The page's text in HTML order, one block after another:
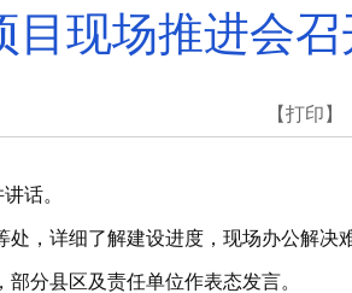
目现场推进会召
【打印】
话。
，详细了解建设进度，现场办公解决
分县区及责任单位作表态发言。